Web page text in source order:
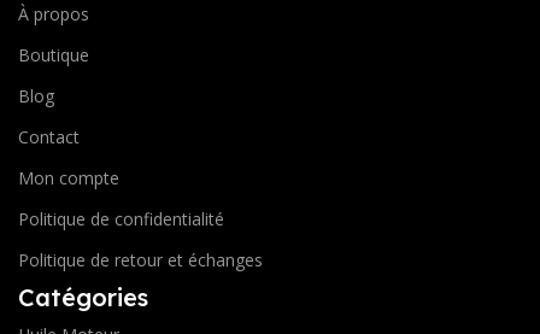
À propos
Boutique
Blog
Contact
Mon compte
Politique de confidentialité
Politique de retour et échanges
Catégories